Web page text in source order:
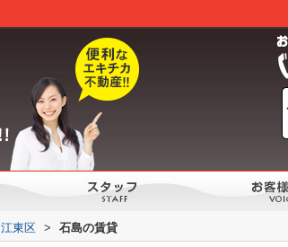
江東区 > 石島の賃貸